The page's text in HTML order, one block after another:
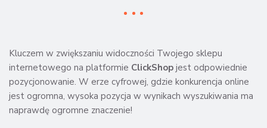
Kluczem w zwiększaniu widoczności Twojego sklepu
internetowego na platformie ClickShop jest odpowiednie
pozycjonowanie. W erze cyfrowej, gdzie konkurencja online
jest ogromna, wysoka pozycja w wynikach wyszukiwania ma
naprawdę ogromne znaczenie!